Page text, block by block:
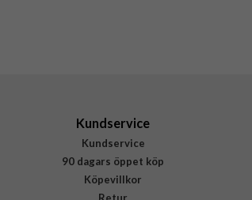
Kundservice
Kundservice
90 dagars öppet köp
Köpevillkor